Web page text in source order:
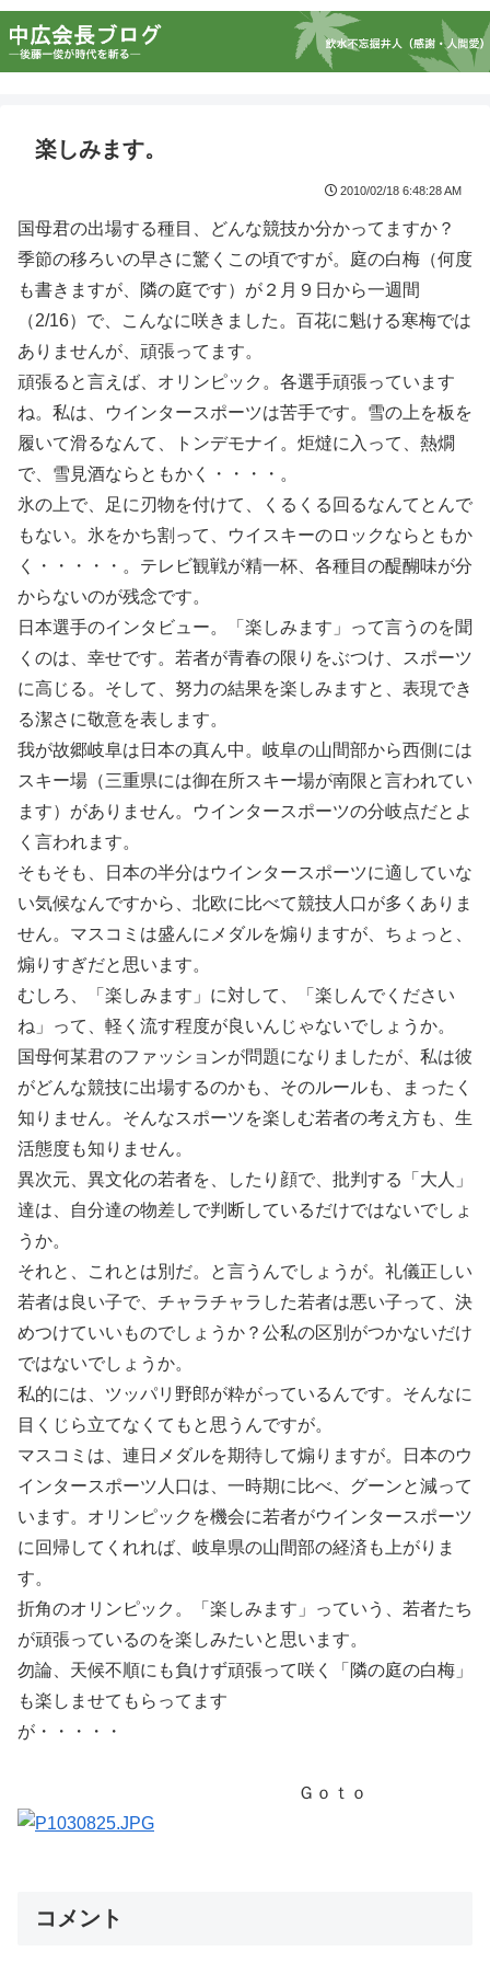
楽しみます。
2010/02/18 6:48:28 AM
国母君の出場する種目、どんな競技か分かってますか？
季節の移ろいの早さに驚くこの頃ですが。庭の白梅（何度
も書きますが、隣の庭です）が２月９日から一週間
（2/16）で、こんなに咲きました。百花に魁ける寒梅では
ありませんが、頑張ってます。
頑張ると言えば、オリンピック。各選手頑張っています
ね。私は、ウインタースポーツは苦手です。雪の上を板を
履いて滑るなんて、トンデモナイ。炬燵に入って、熱燗
で、雪見酒ならともかく・・・・。
氷の上で、足に刃物を付けて、くるくる回るなんてとんで
もない。氷をかち割って、ウイスキーのロックならともか
く・・・・・。テレビ観戦が精一杯、各種目の醍醐味が分
からないのが残念です。
日本選手のインタビュー。「楽しみます」って言うのを聞
くのは、幸せです。若者が青春の限りをぶつけ、スポーツ
に高じる。そして、努力の結果を楽しみますと、表現でき
る潔さに敬意を表します。
我が故郷岐阜は日本の真ん中。岐阜の山間部から西側には
スキー場（三重県には御在所スキー場が南限と言われてい
ます）がありません。ウインタースポーツの分岐点だとよ
く言われます。
そもそも、日本の半分はウインタースポーツに適していな
い気候なんですから、北欧に比べて競技人口が多くありま
せん。マスコミは盛んにメダルを煽りますが、ちょっと、
煽りすぎだと思います。
むしろ、「楽しみます」に対して、「楽しんでください
ね」って、軽く流す程度が良いんじゃないでしょうか。
国母何某君のファッションが問題になりましたが、私は彼
がどんな競技に出場するのかも、そのルールも、まったく
知りません。そんなスポーツを楽しむ若者の考え方も、生
活態度も知りません。
異次元、異文化の若者を、したり顔で、批判する「大人」
達は、自分達の物差しで判断しているだけではないでしょ
うか。
それと、これとは別だ。と言うんでしょうが。礼儀正しい
若者は良い子で、チャラチャラした若者は悪い子って、決
めつけていいものでしょうか？公私の区別がつかないだけ
ではないでしょうか。
私的には、ツッパリ野郎が粋がっているんです。そんなに
目くじら立てなくてもと思うんですが。
マスコミは、連日メダルを期待して煽りますが。日本のウ
インタースポーツ人口は、一時期に比べ、グーンと減って
います。オリンピックを機会に若者がウインタースポーツ
に回帰してくれれば、岐阜県の山間部の経済も上がりま
す。
折角のオリンピック。「楽しみます」っていう、若者たち
が頑張っているのを楽しみたいと思います。
勿論、天候不順にも負けず頑張って咲く「隣の庭の白梅」
も楽しませてもらってます
が・・・・・
Ｇｏｔｏ
コメント